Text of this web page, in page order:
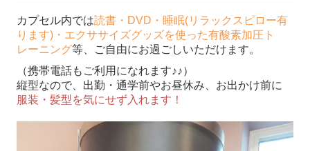
カプセル内では読書・DVD・睡眠(リラックスピロー有
ります)・エクササイズグッズを使った有酸素加圧ト
レーニング等、ご自由にお過ごしいただけます。
（携帯電話もご利用になれます♪♪）
縦型なので、出勤・通学前やお昼休み、お出かけ前に
服装・髪型を気にせず入れます！